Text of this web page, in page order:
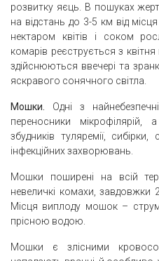
розвитку яєць. В пошуках
на відстань до 3-5 км від
нектаром квітів і соком
комарів реєструється з
здійснюються ввечері та
яскравого сонячного світла.
Мошки. Одні з
переносники
збудників туляремії,
інфекційних захворювань.
Мошки поширені на всій
невеличкі комахи, завдовжки
Місця виплоду мошок –
прісною водою.
Мошки є злісними